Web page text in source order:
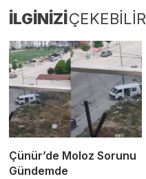
İLGİNİZİÇEKEBİLİR
Çünür’de Moloz Sorunu
Gündemde